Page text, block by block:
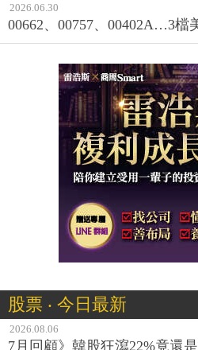
2026.06.30
00662、00757、00402A…3檔
股票 ‧ 今日最新
2026.08.06
7月回顧》韓股狂瀉22%竟還